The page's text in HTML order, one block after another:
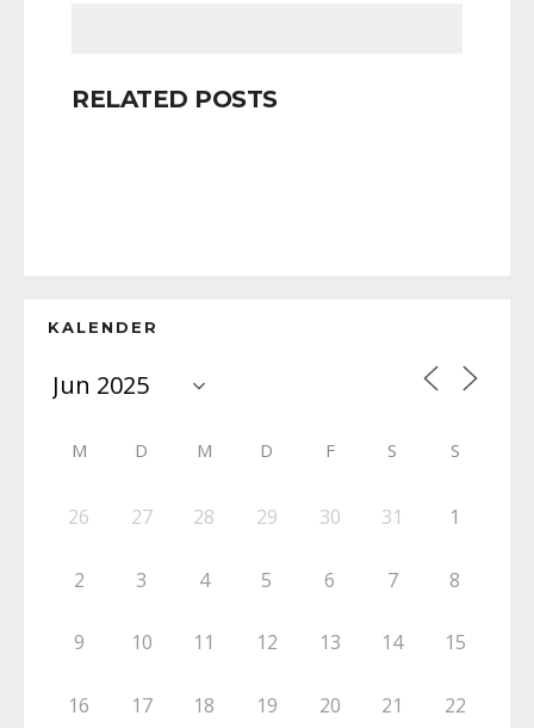
RELATED POSTS
KALENDER
M D M D F S S
26 27 28 29 30 31 1
2 3 4 5 6 7 8
9 10 11 12 13 14 15
16 17 18 19 20 21 22